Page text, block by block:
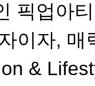
픽업아
이자, 매
&